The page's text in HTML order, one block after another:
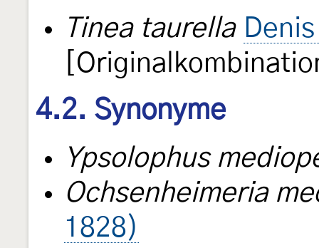
Tinea taurella
4.2. Synonyme
Ypsolophus
Ochsenheimeria
1828)